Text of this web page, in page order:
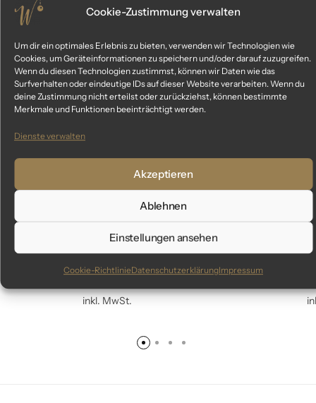
Cookie-Zustimmung verwalten
Um dir ein optimales Erlebnis zu bieten, verwenden wir Technologien wie
Cookies, um Geräteinformationen zu speichern und/oder darauf zuzugreifen.
Wenn du diesen Technologien zustimmst, können wir Daten wie das
Surfverhalten oder eindeutige IDs auf dieser Website verarbeiten. Wenn du
deine Zustimmung nicht erteilst oder zurückziehst, können bestimmte
Merkmale und Funktionen beeinträchtigt werden.
Dienste verwalten
Akzeptieren
Ablehnen
Einstellungen ansehen
Cookie-RichtlinieDatenschutzerklärungImpressum
„come together“ – 8 cm
Weihnachtskugeln champagner gold matt
69,99€
inkl. MwSt.